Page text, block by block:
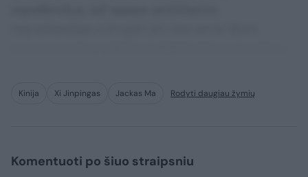
Kinija Xi Jinpingas Jackas Ma Rodyti daugiau žymių
Komentuoti po šiuo straipsniu